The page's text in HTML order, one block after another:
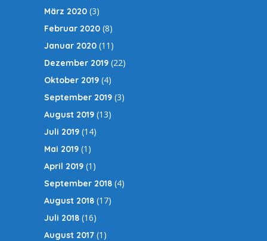
März 2020 (3)
Februar 2020 (8)
Januar 2020 (11)
Dezember 2019 (22)
Oktober 2019 (4)
September 2019 (3)
August 2019 (13)
Juli 2019 (14)
Mai 2019 (1)
April 2019 (1)
September 2018 (4)
August 2018 (17)
Juli 2018 (16)
August 2017 (1)